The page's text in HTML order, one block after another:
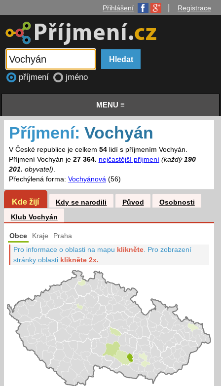
Přihlášení Registrace
příjmení jméno
MENU ≡
Příjmení: Vochyán
V České republice je celkem 54lidí s příjmením Vochyán.
Příjmení Vochyán je 27 364. nejčastější příjmení (každý 190
201. obyvatel).
Přechýlená forma: Vochyánová(56)
Kde žijí Kdy se narodili Původ
Osobnosti
Klub Vochyán
Obce Kraje Praha
Pro informace o oblasti na mapu klikněte Pro zobrazení
stránky oblasti klikněte 2x.